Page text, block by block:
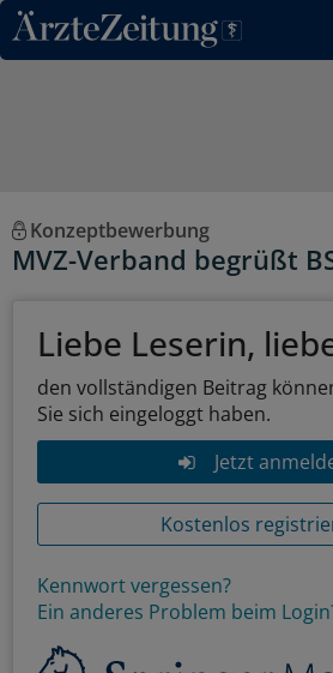
Direkt zum Inhaltsbereich
Konzeptbewerbung
MVZ-Verband begrüßt
Liebe Leserin,
den vollständigen Beitrag
Sie sich eingeloggt haben.
Jetzt
Kostenlos
Kennwort vergessen?
Ein anderes Problem beim